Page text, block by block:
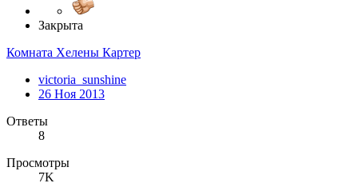
Закрыта
Комната Хелены Картер
victoria_sunshine
26 Ноя 2013
Ответы
8
Просмотры
7K